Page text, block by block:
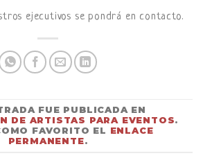
ejecutivos se pondrá en contacto.
FUE PUBLICADA EN
DE ARTISTAS PARA EVENTOS.
FAVORITO EL ENLACE
PERMANENTE.